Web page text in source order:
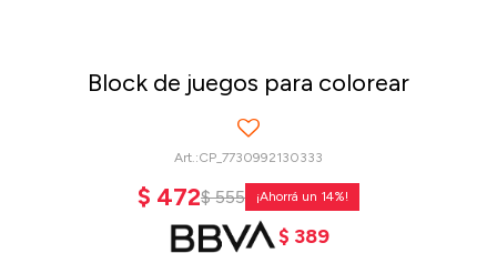
Block de juegos para colorear
CP_7730992130333
$ 472$ 555 14
$ 389